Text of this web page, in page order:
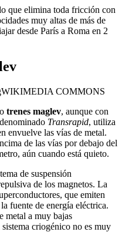
que elimina toda fricción con
muy altas de más de
desde París a Roma en 2
WIKIMEDIA COMMONS
trenes maglev, aunque con
Transrapid, utiliza
envuelve las vías de metal.
de las vías por debajo del
aún cuando está quieto.
de suspensión
de los magnetos. La
que emiten
fuente de energía eléctrica.
metal a muy bajas
criogénico no es muy